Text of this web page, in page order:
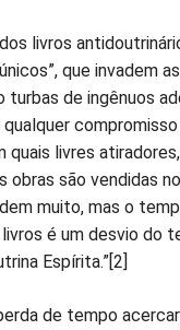
no
no
livros
que invadem
turbas de ingênuos
quais livres
obras são vendidas
muito, mas o
é um desvio do
Espírita.”[2]
de tempo